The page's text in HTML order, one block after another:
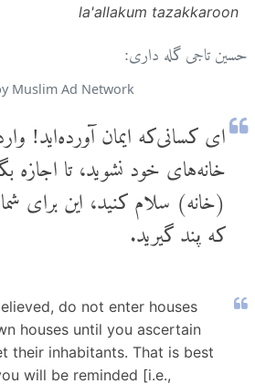
la'allakum tazakkaroon
حسین تاجی گله داری:
Muslim Ad Network
ای کسانی‌که ایمان آورده‌اید!
خانه‌های خود نشوید، تا اجازه
(خانه) سلام کنید، این برای
که پند گیرید.
do not enter houses
houses until you ascertain
their inhabitants. That is best
will be reminded [i.e.,